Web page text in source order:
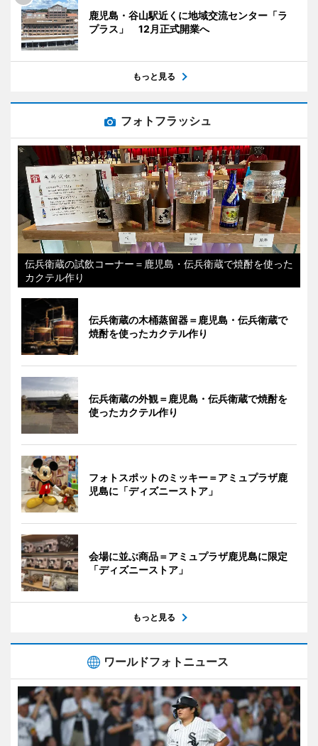
鹿児島・谷山駅近くに地域交流センター「ラ
プラス」 12月正式開業へ
もっと見る
フォトフラッシュ
伝兵衛蔵の試飲コーナー＝鹿児島・伝兵衛蔵で焼酎を使った
カクテル作り
伝兵衛蔵の木桶蒸留器＝鹿児島・伝兵衛蔵で
焼酎を使ったカクテル作り
伝兵衛蔵の外観＝鹿児島・伝兵衛蔵で焼酎を
使ったカクテル作り
フォトスポットのミッキー＝アミュプラザ鹿
児島に「ディズニーストア」
会場に並ぶ商品＝アミュプラザ鹿児島に限定
「ディズニーストア」
もっと見る
ワールドフォトニュース